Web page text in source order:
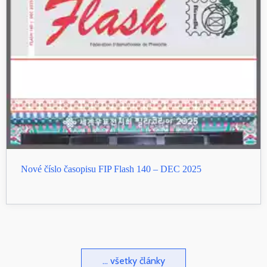
Nové číslo časopisu FIP Flash 140 – DEC 2025
... všetky články